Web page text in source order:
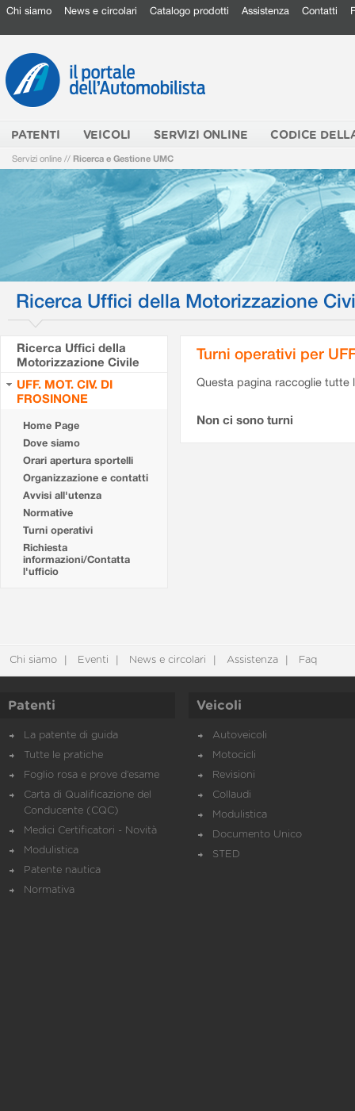
Chi siamo News e circolari Catalogo prodotti Assistenza Contatti
PATENTI VEICOLI SERVIZI ONLINE CODICE
Servizi online // Ricerca e Gestione UMC
Ricerca Uffici della Motorizzazione
Ricerca Uffici della
Motorizzazione Civile
UFF. MOT. CIV. DI
FROSINONE
Home Page
Dove siamo
Orari apertura sportelli
Organizzazione e contatti
Avvisi all'utenza
Normative
Turni operativi
Richiesta
informazioni/Contatta
l'ufficio
Turni operativi per
Questa pagina raccoglie tutte
Non ci sono turni
Chi siamo Eventi News e circolari Assistenza Faq
Patenti
La patente di guida
Tutte le pratiche
Foglio rosa e prove d’esame
Carta di Qualificazione del
Conducente (CQC)
Medici Certificatori - Novità
Modulistica
Patente nautica
Normativa
Veicoli
Autoveicoli
Motocicli
Revisioni
Collaudi
Modulistica
Documento Unico
STED